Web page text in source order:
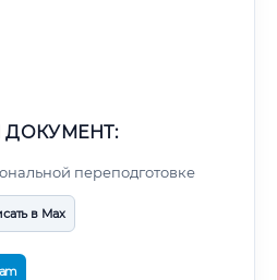
переподготовке
в Max